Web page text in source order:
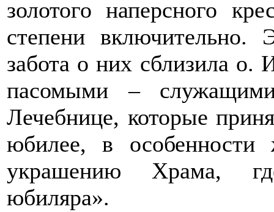
золотого наперсного
степени
забота о них сблизила о.
пасомыми –
Лечебнице, которые
юбилее, в
украшению Храма,
юбиляра».